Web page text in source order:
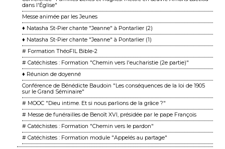
dans l'Église"
Messe animée par les Jeunes
♦ Natasha St-Pier chante "Jeanne" à Pontarlier (2)
♦ Natasha St-Pier chante "Jeanne" à Pontarlier (1)
# Formation ThéoFIL Bible-2
# Catéchistes : Formation "Chemin vers l'eucharistie (2e partie)"
♦ Réunion de doyenné
Conférence de Bénédicte Baudoin "Les conséquences de la loi de 1905
sur le Grand Séminaire"
# MOOC "Dieu intime. Et si nous parlions de la grâce ?"
# Messe de funérailles de Benoît XVI, présidée par le pape François
# Catéchistes : Formation "Chemin vers le pardon"
# Catéchistes : Formation module "Appelés au partage"